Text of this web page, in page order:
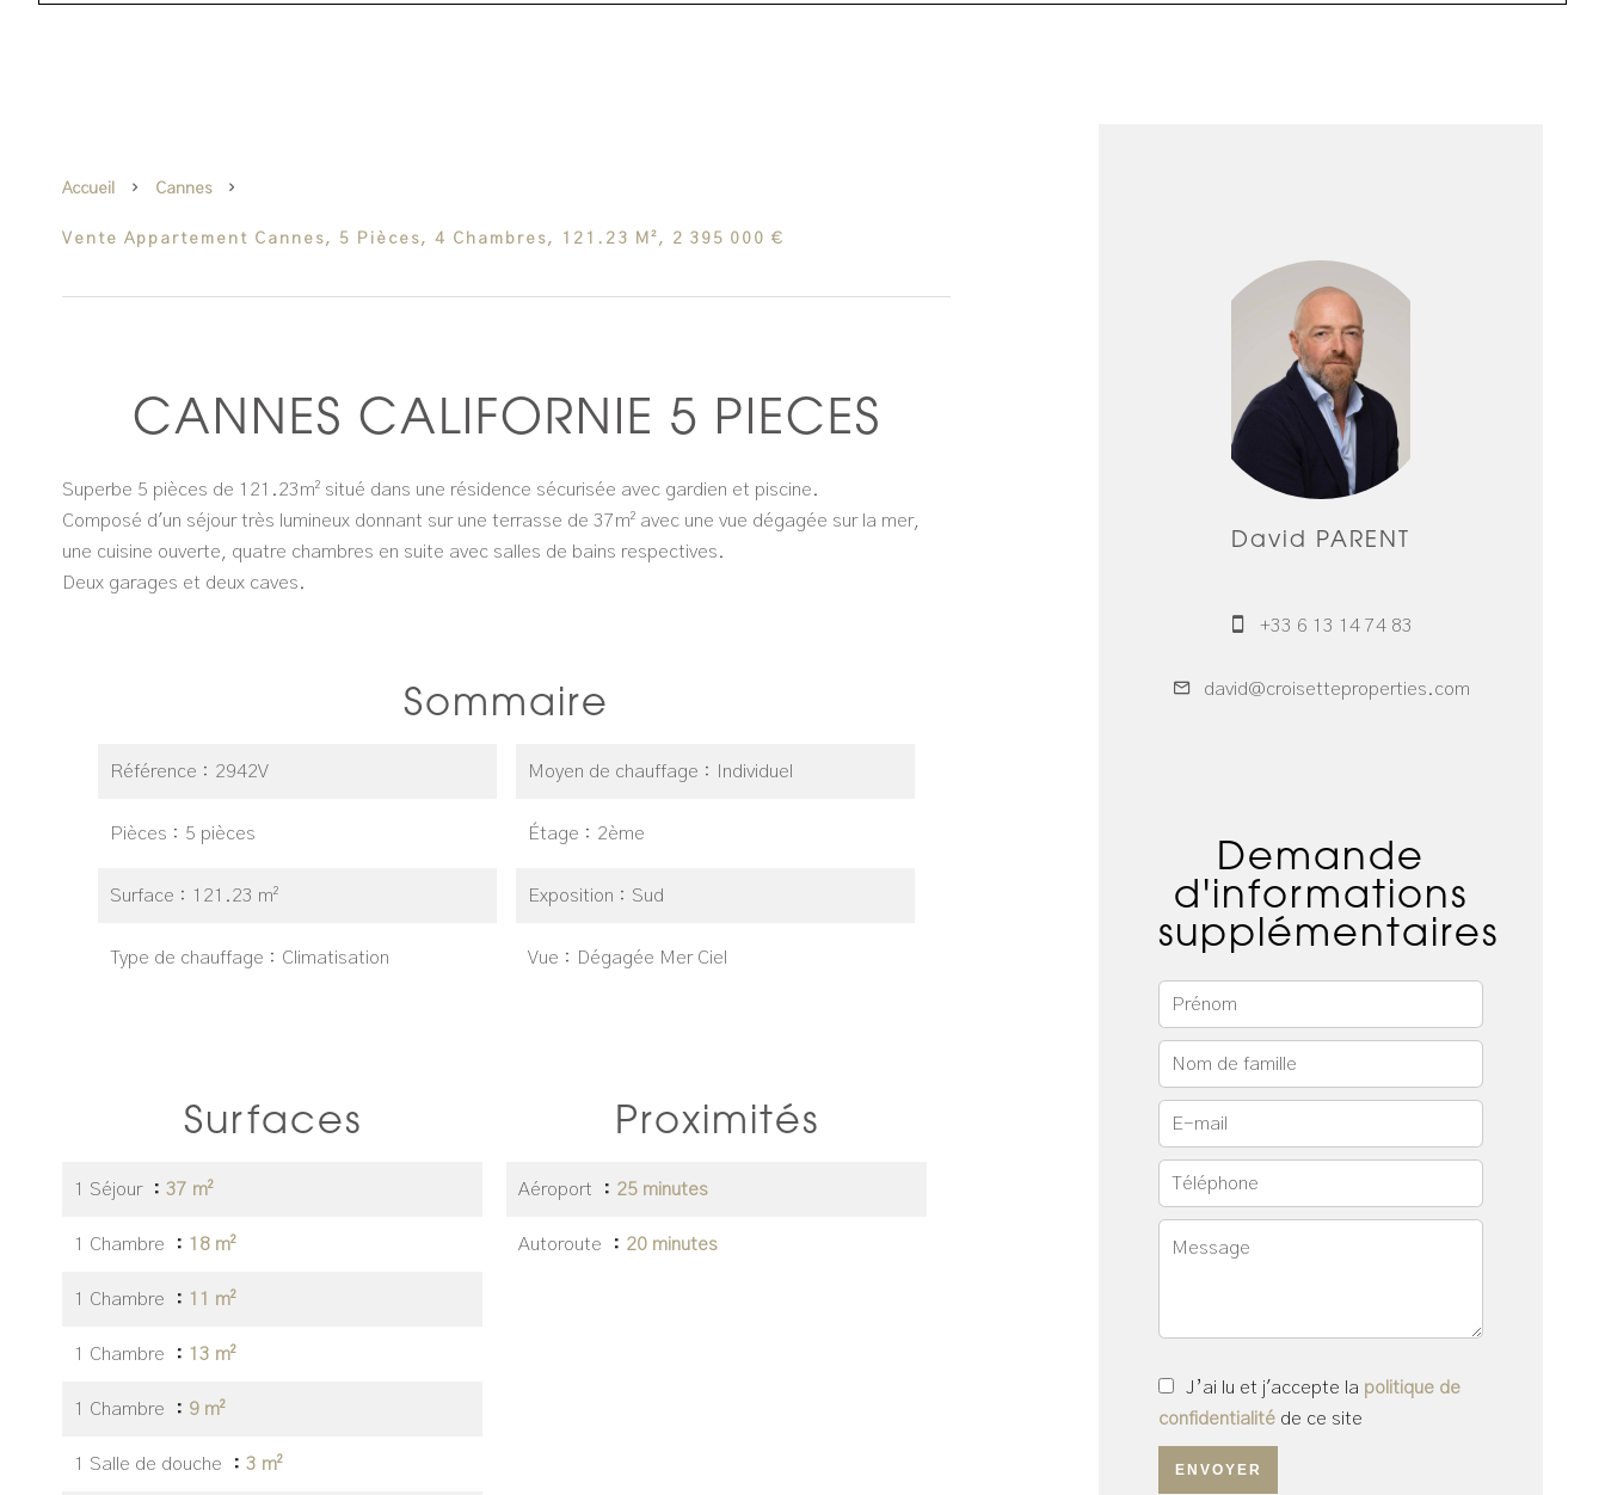
Accueil Cannes
Vente Appartement Cannes, 5 Pièces, 4 Chambres, 121.23 M², 2 395 000 €
CANNES CALIFORNIE 5 PIECES
Superbe 5 pièces de 121.23m² situé dans une résidence sécurisée avec gardien et piscine.
Composé d'un séjour très lumineux donnant sur une terrasse de 37m² avec une vue dégagée sur la mer,
une cuisine ouverte, quatre chambres en suite avec salles de bains respectives.
Deux garages et deux caves.
Sommaire
Référence 2942V
Pièces 5 pièces
Surface 121.23 m²
Type de chauffage Climatisation
Moyen de chauffage Individuel
Étage 2ème
Exposition Sud
Vue Dégagée Mer Ciel
Surfaces
1 Séjour 37 m²
1 Chambre 18 m²
1 Chambre 11 m²
1 Chambre 13 m²
1 Chambre 9 m²
1 Salle de douche 3 m²
Proximités
Aéroport 25 minutes
Autoroute 20 minutes
David PARENT
+33 6 13 14 74 83
david@croisetteproperties.com
Demande
d'informations
supplémentaires
J’ai lu et j'accepte la politique de
confidentialité de ce site
ENVOYER